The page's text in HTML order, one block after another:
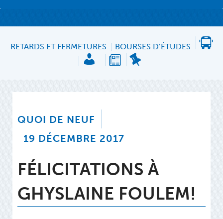
RETARDS ET FERMETURES BOURSES D’ÉTUDES
QUOI DE NEUF
19 DÉCEMBRE 2017
FÉLICITATIONS À
GHYSLAINE FOULEM!